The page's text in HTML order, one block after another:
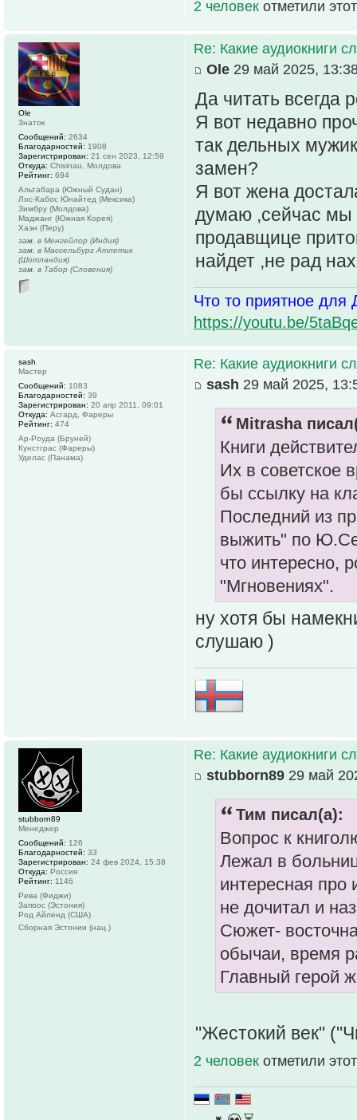
2 человек отметили
Re: Какие аудиокниги
Ole 29 май 2025,
Да читать всегда
Я вот недавно
так дельных
замен?
Я вот жена
думаю ,сейчас мы
продавщице
найдет ,не рад
Что то приятное для
https://youtu.be/
Ole
Знаток
Сообщений: 2634
Благодарностей: 1908
Зарегистрирован: 21 сен 2023, 12:59
Откуда: Chisinau, Молдова
Рейтинг: 694
Альтабара (Южный Судан)
Лос-Кабос Юнайтед (Мексика)
Зимбру (Молдова)
Маджанг (Южная Корея)
Хаэн (Перу)
зам. в Менгейлор (Индия)
зам. в Массельбург Атлетик
(Шотландия)
зам. в Табор (Словения)
Re: Какие аудиокниги
sash 29 май 2025,
Mitrasha
Книги
Их в советское
бы ссылку на
Последний из
выжить" по
что интересно,
"Мгновениях".
ну хотя бы
слушаю )
sash
Мастер
Сообщений: 1083
Благодарностей: 39
Зарегистрирован: 20 апр 2011, 09:01
Откуда: Асгард, Фареры
Рейтинг: 474
Ар-Роуда (Бруней)
Кунстграс (Фареры)
Уделас (Панама)
Re: Какие аудиокниги
stubborn89 29 май
Тим писал(а):
Вопрос к
Лежал в
интересная
не дочитал и
Сюжет-
обычаи, время
Главный герой
"Жестокий век"
2 человек отметили
stubborn89
Менеджер
Сообщений: 126
Благодарностей: 33
Зарегистрирован: 24 фев 2024, 15:38
Откуда: Россия
Рейтинг: 1146
Рева (Фиджи)
Запоос (Эстония)
Род Айленд (США)
Сборная Эстонии (нац.)